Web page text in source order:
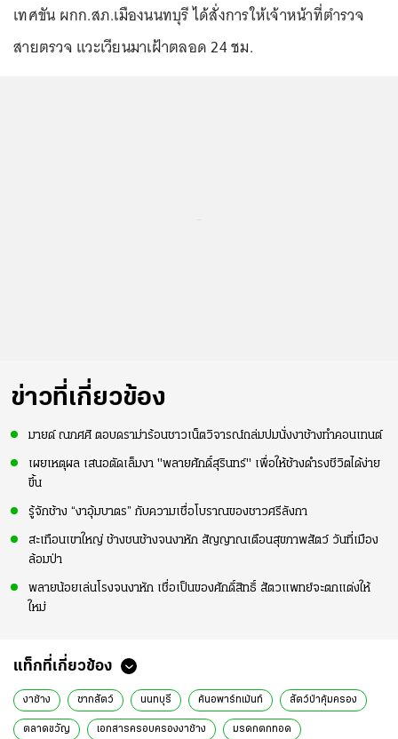
เทศขัน ผกก.สภ.เมืองนนทบุรี ได้สั่งการให้เจ้าหน้าที่ตำรวจ
สายตรวจ แวะเวียนมาเฝ้าตลอด 24 ชม.
ข่าวที่เกี่ยวข้อง
มายด์ ณภศศิ ตอบดราม่าร้อนชาวเน็ตวิจารณ์ถล่มปมนั่งงาช้างทำคอนเทนต์
เผยเหตุผล เสนอตัดเล็มงา "พลายศักดิ์สุรินทร์" เพื่อให้ช้างดำรงชีวิตได้ง่าย
ขึ้น
รู้จักช้าง “งาอุ้มบาตร” กับความเชื่อโบราณของชาวศรีลังกา
สะเทือนเขาใหญ่ ช้างชนช้างจนงาหัก สัญญาณเตือนสุขภาพสัตว์ วันที่เมือง
ล้อมป่า
พลายน้อยเล่นโรงจนงาหัก เชื่อเป็นของศักดิ์สิทธิ์ สัตวแพทย์จะตกแต่งให้
ใหม่
แท็กที่เกี่ยวข้อง
งาช้าง ซากสัตว์ นนทบุรี ค้นอพาร์ทเม้นท์ สัตว์ป่าคุ้มครอง
ตลาดขวัญ เอกสารครอบครองงาช้าง มรดกตกทอด